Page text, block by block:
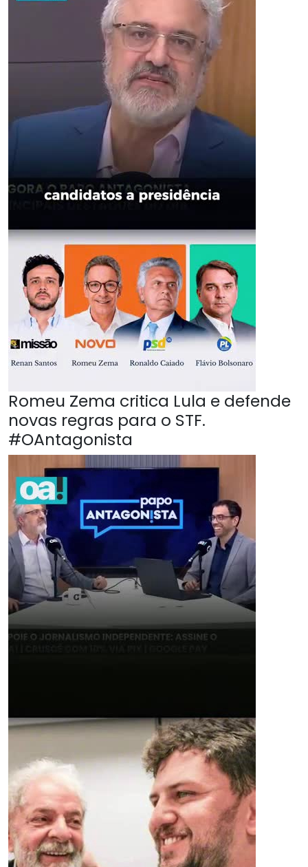
Romeu Zema critica Lula e defende
novas regras para o STF.
#OAntagonista